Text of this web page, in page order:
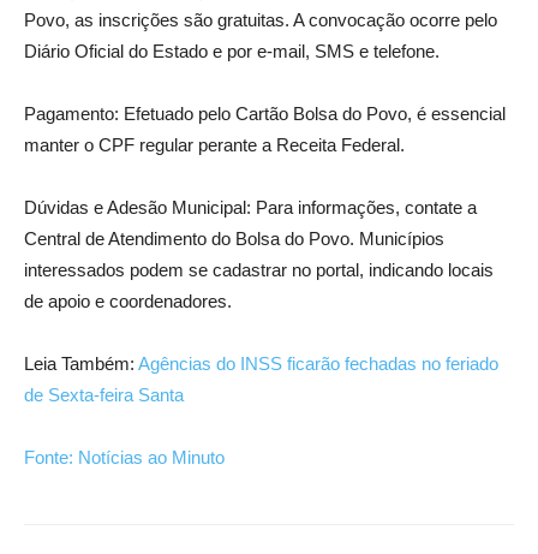
Povo, as inscrições são gratuitas. A convocação ocorre pelo
Diário Oficial do Estado e por e-mail, SMS e telefone.
Pagamento: Efetuado pelo Cartão Bolsa do Povo, é essencial
manter o CPF regular perante a Receita Federal.
Dúvidas e Adesão Municipal: Para informações, contate a
Central de Atendimento do Bolsa do Povo. Municípios
interessados podem se cadastrar no portal, indicando locais
de apoio e coordenadores.
Leia Também: Agências do INSS ficarão fechadas no feriado
de Sexta-feira Santa
Fonte: Notícias ao Minuto